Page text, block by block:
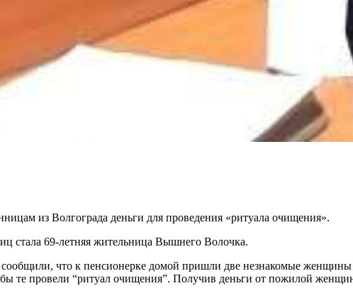
из Волгограда деньги для проведения «ритуала очищения».
69-летняя жительница Вышнего Волочка.
что к пенсионерке домой пришли две незнакомые
те провели “ритуал очищения”. Получив деньги от пожилой